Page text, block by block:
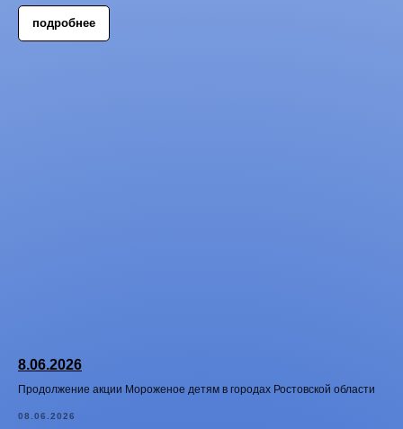
подробнее
8.06.2026
Продолжение акции Мороженое детям в городах Ростовской области
08.06.2026